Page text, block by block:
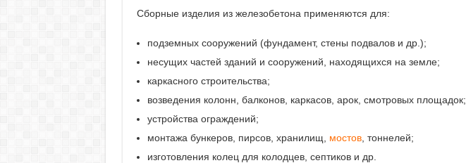
Сборные изделия из железобетона применяются для:
подземных сооружений (фундамент, стены подвалов и др.);
несущих частей зданий и сооружений, находящихся на земле;
каркасного строительства;
возведения колонн, балконов, каркасов, арок, смотровых площадок;
устройства ограждений;
монтажа бункеров, пирсов, хранилищ, мостов, тоннелей;
изготовления колец для колодцев, септиков и др.